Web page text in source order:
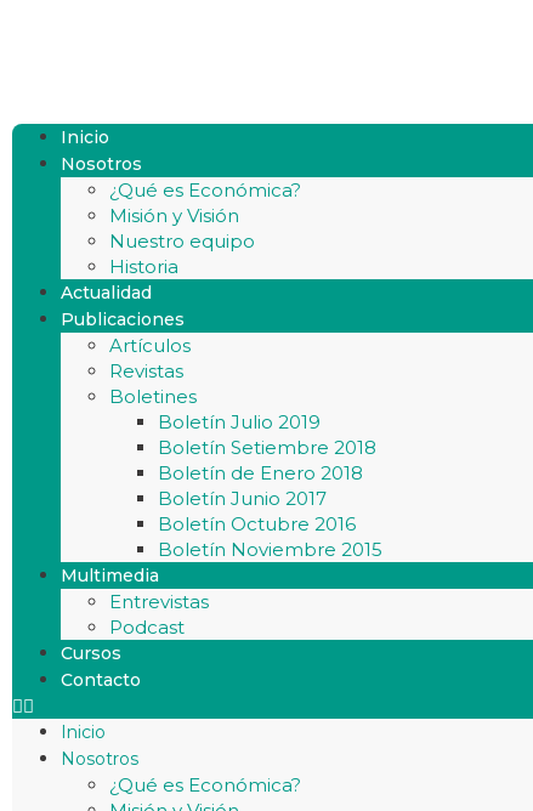
Inicio
Nosotros
¿Qué es Económica?
Misión y Visión
Nuestro equipo
Historia
Actualidad
Publicaciones
Artículos
Revistas
Boletines
Boletín Julio 2019
Boletín Setiembre 2018
Boletín de Enero 2018
Boletín Junio 2017
Boletín Octubre 2016
Boletín Noviembre 2015
Multimedia
Entrevistas
Podcast
Cursos
Contacto
Inicio
Nosotros
¿Qué es Económica?